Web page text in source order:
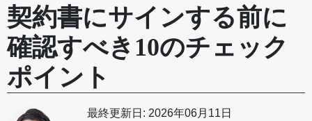
契約書にサインする前に
確認すべき10のチェック
ポイント
最終更新日: 2026年06月11日